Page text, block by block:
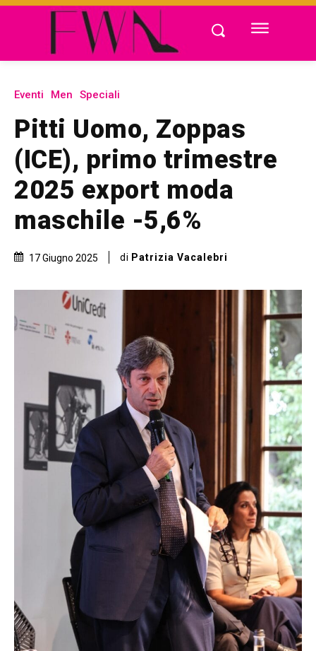
Eventi Men Speciali
Pitti Uomo, Zoppas
(ICE), primo trimestre
2025 export moda
maschile -5,6%
17 Giugno 2025 di Patrizia Vacalebri